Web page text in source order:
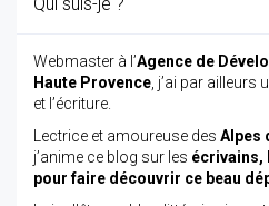
Webmaster à l’Agence de
Haute Provence , j’ai par
et l’écriture.
Lectrice et amoureuse des Alpes
j’anime ce blog sur les écrivains,
pour faire découvrir ce beau